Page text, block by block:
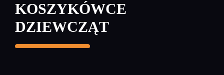
KOSZYKÓWCE
DZIEWCZĄT